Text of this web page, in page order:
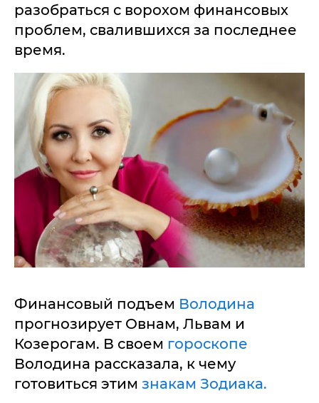
разобраться с ворохом финансовых
проблем, свалившихся за последнее
время.
Финансовый подъем Володина
прогнозирует Овнам, Львам и
Козерогам. В своем гороскопе
Володина рассказала, к чему
готовиться этим знакам Зодиака.